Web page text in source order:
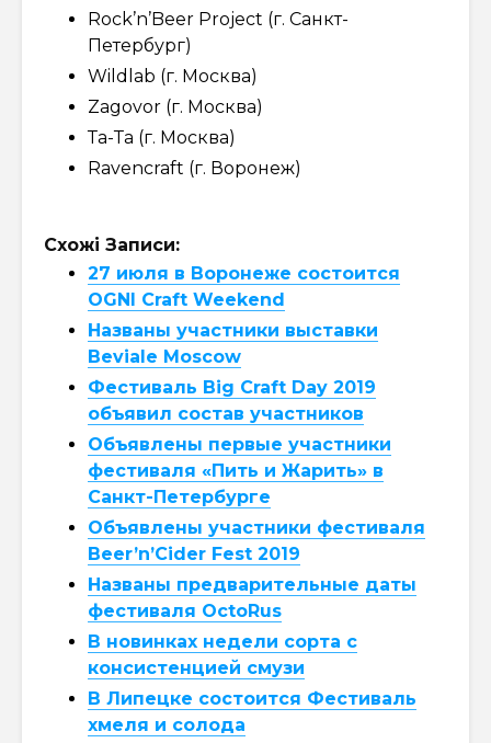
Rock’n’Beer Project (г. Санкт-
Петербург)
Wildlab (г. Москва)
Zagovor (г. Москва)
Та-Та (г. Москва)
Ravencraft (г. Воронеж)
Схожі Записи:
27 июля в Воронеже состоится
OGNI Craft Weekend
Названы участники выставки
Beviale Moscow
Фестиваль Big Craft Day 2019
объявил состав участников
Объявлены первые участники
фестиваля «Пить и Жарить» в
Санкт-Петербурге
Объявлены участники фестиваля
Beer’n’Cider Fest 2019
Названы предварительные даты
фестиваля OctoRus
В новинках недели сорта с
консистенцией смузи
В Липецке состоится Фестиваль
хмеля и солода